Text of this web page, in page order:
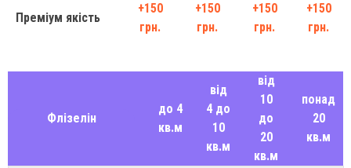
Преміум якість
+150
грн.
+150
грн.
+150
грн.
+150
грн.
Флізелін
до 4
кв.м
від
4 до
10
кв.м
від
10
до
20
кв.м
понад
20
кв.м